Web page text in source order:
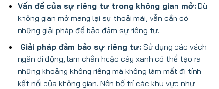
Vấn đề của sự riêng tư trong không gian mở:Dù
không gian mở mang lại sự thoải mái, vẫn cần có
những giải pháp để bảo đảm sự riêng tư.
Giải pháp đảm bảo sự riêng tư:Sử dụng các vách
ngăn di động, lam chắn hoặc cây xanh có thể tạo ra
những khoảng không riêng mà không làm mất đi tính
kết nối của không gian. Nên bố trí các khu vực như